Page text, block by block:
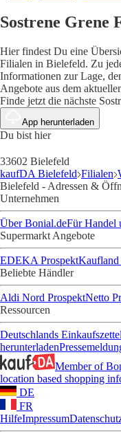
Sostrene Grene
Hier findest Du eine
Filialen in Bielefeld. Zu
Informationen zur Lage,
Angebote aus dem
Finde jetzt die nächste
App herunterladen
Du bist hier
33602 Bielefeld
kaufDA Bielefeld Filialen
Bielefeld - Adressen &
Unternehmen
Über Bonial.deFür Handel
Supermarkt Angebote
EDEKA ProspektKaufland
Beliebte Händler
Aldi Nord ProspektNetto
Ressourcen
Deutschlands Einkaufszettel
herunterladen
Member of
location based shopping
DE
FR
HilfeImpressum